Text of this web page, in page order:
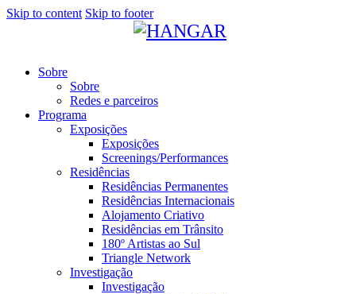
Skip to content Skip to footer
Sobre
Sobre
Redes e parceiros
Programa
Exposições
Exposições
Screenings/Performances
Residências
Residências Permanentes
Residências Internacionais
Alojamento Criativo
Residências em Trânsito
180º Artistas ao Sul
Triangle Network
Investigação
Investigação